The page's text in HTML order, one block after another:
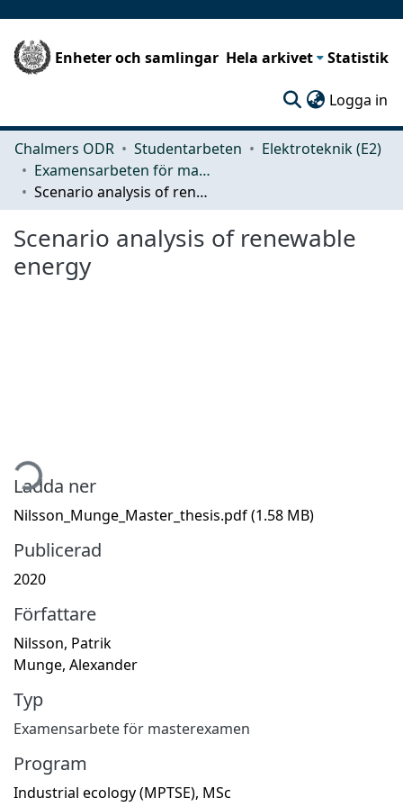
Enheter och samlingar Hela arkivet Statistik
Logga in
Chalmers ODR Studentarbeten
Elektroteknik (E2)
Examensarbeten för masterexamen
Scenario analysis of renewable energy
Scenario analysis of renewable
energy
Ladda ner
Nilsson_Munge_Master_thesis.pdf(1.58 MB)
Publicerad
2020
Författare
Nilsson, Patrik
Munge, Alexander
Typ
Examensarbete för masterexamen
Program
Industrial ecology (MPTSE), MSc